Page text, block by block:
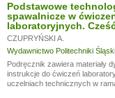
Podstawowe
spawalnicze w
laboratoryjnych.
CZUPRYŃSKI A.
Wydawnictwo Politechniki
Podręcznik zawiera materiały
instrukcje do ćwiczeń
uczelniach technicznych w